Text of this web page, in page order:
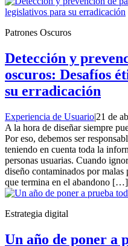
Patrones Oscuros
Detección y
oscuros: Desafíos
su erradicación
Experiencia de Usuario|21 de
A la hora de diseñar siempre
Por eso, debemos ser
teniendo en cuenta toda la
personas usuarias. Cuando
diseño contaminados por malas
que termina en el abandono […]
Estrategia digital
Un año de poner a